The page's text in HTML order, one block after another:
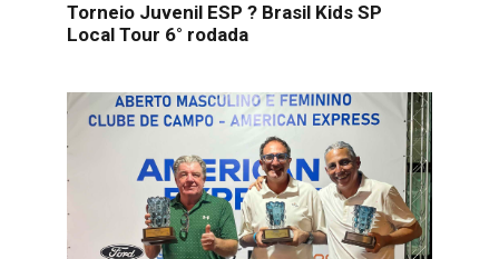
Torneio Juvenil ESP ? Brasil Kids SP
Local Tour 6° rodada